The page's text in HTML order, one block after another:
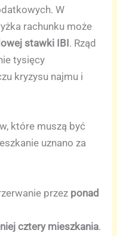
W
rachunku może
stawki IBI. Rząd
tysięcy
kryzysu najmu i
które muszą być
uznano za
przez ponad
cztery mieszkania.